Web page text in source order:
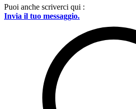
Puoi anche scriverci qui :
Invia il tuo messaggio.